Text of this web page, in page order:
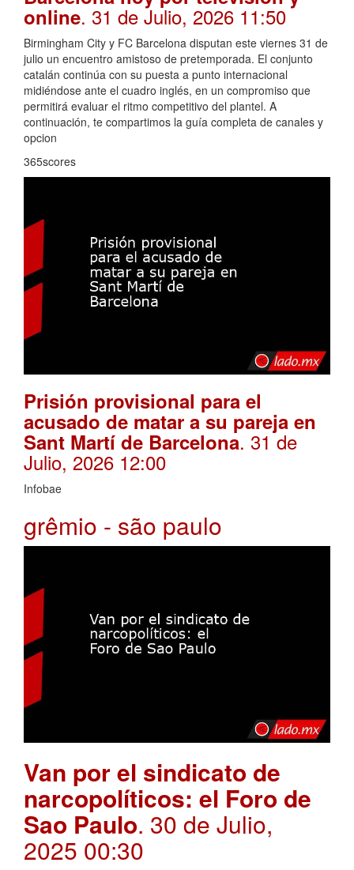
online. 31 de Julio, 2026 11:50
Birmingham City y FC Barcelona disputan este viernes 31 de
julio un encuentro amistoso de pretemporada. El conjunto
catalán continúa con su puesta a punto internacional
midiéndose ante el cuadro inglés, en un compromiso que
permitirá evaluar el ritmo competitivo del plantel. A
continuación, te compartimos la guía completa de canales y
opcion
365scores
Prisión provisional para el
acusado de matar a su pareja en
Sant Martí de Barcelona. 31 de
Julio, 2026 12:00
Infobae
grêmio - são paulo
Van por el sindicato de
narcopolíticos: el Foro de
Sao Paulo. 30 de Julio,
2025 00:30